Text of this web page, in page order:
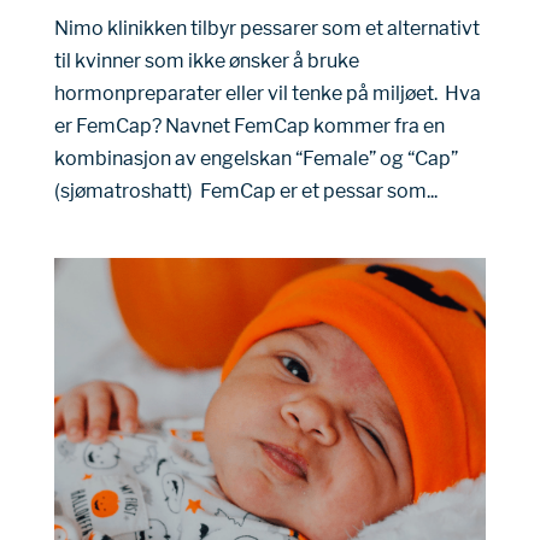
Nimo klinikken tilbyr pessarer som et alternativt
til kvinner som ikke ønsker å bruke
hormonpreparater eller vil tenke på miljøet. Hva
er FemCap? Navnet FemCap kommer fra en
kombinasjon av engelskan “Female” og “Cap”
(sjømatroshatt) FemCap er et pessar som...